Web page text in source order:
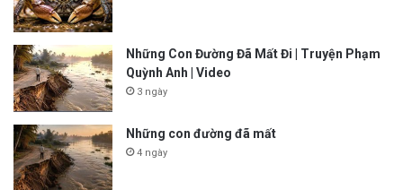
Những Con Đường Đã Mất Đi | Truyện Phạm
Quỳnh Anh | Video
3 ngày
Những con đường đã mất
4 ngày